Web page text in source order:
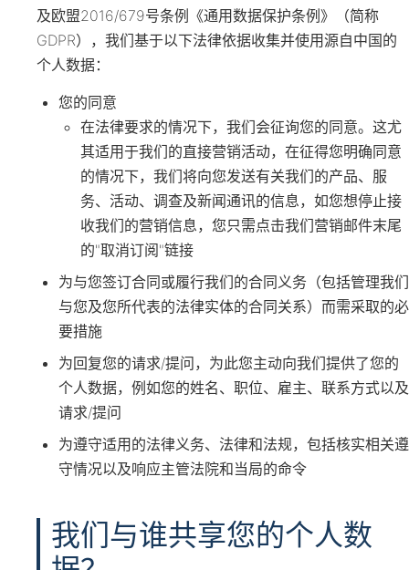
及欧盟2016/679号条例《通用数据保护条例》（简称
GDPR），我们基于以下法律依据收集并使用源自中国的
个人数据：
您的同意
在法律要求的情况下，我们会征询您的同意。这尤
其适用于我们的直接营销活动，在征得您明确同意
的情况下，我们将向您发送有关我们的产品、服
务、活动、调查及新闻通讯的信息，如您想停止接
收我们的营销信息，您只需点击我们营销邮件末尾
的"取消订阅"链接
为与您签订合同或履行我们的合同义务（包括管理我们
与您及您所代表的法律实体的合同关系）而需采取的必
要措施
为回复您的请求/提问，为此您主动向我们提供了您的
个人数据，例如您的姓名、职位、雇主、联系方式以及
请求/提问
为遵守适用的法律义务、法律和法规，包括核实相关遵
守情况以及响应主管法院和当局的命令
我们与谁共享您的个人数